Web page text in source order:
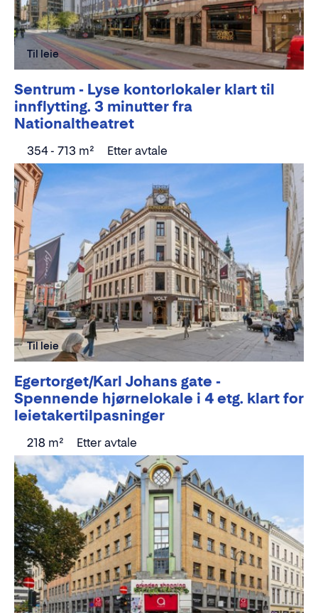
Sentrum - Lyse kontorlokaler klart til
innflytting. 3 minutter fra
Nationaltheatret
354 - 713 m² Etter avtale
Til leie
Egertorget/Karl Johans gate -
Spennende hjørnelokale i 4 etg. klart for
leietakertilpasninger
218 m² Etter avtale
Til leie